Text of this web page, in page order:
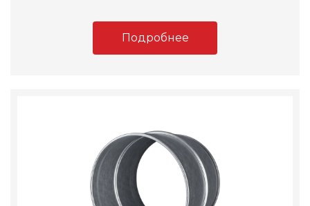
Подробнее